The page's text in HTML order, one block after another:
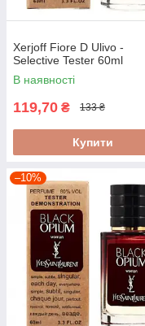
Xerjoff Fiore D Ulivo -
Selective Tester 60ml
В наявності
119,70 ₴ 133 ₴
Купити
–10%